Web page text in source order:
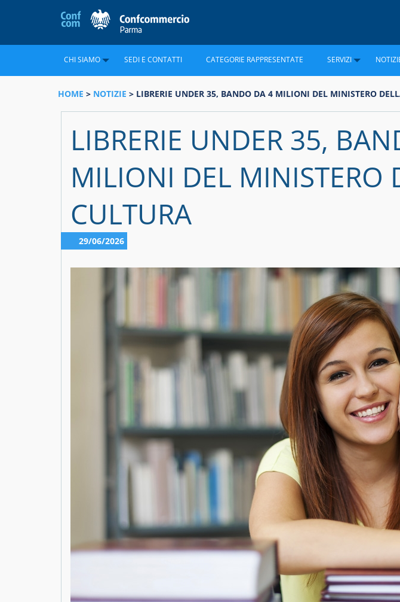
CHI SIAMO SEDI E CONTATTI CATEGORIE RAPPRESENTATE SERVIZI
HOME > NOTIZIE > LIBRERIE UNDER 35, BANDO DA 4 MILIONI DEL MINISTERO
LIBRERIE UNDER 35,
MILIONI DEL MINISTERO
CULTURA
29/06/2026